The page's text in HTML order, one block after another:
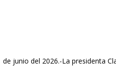
junio del 2026.-La presidenta